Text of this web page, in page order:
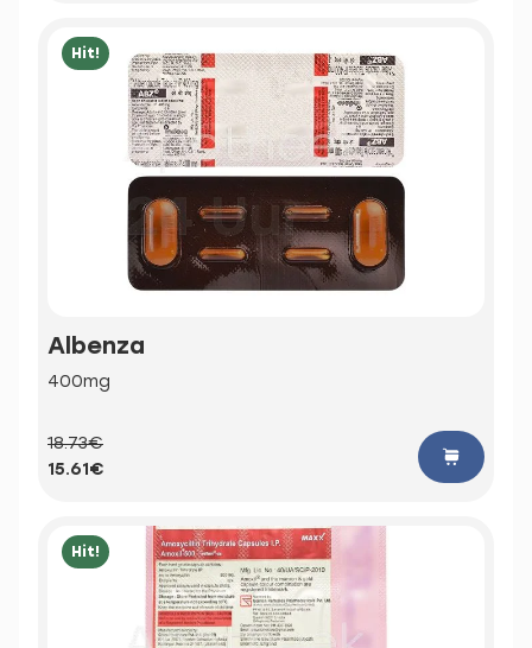
Hit!
Albenza
400mg
18.73€
15.61€
Hit!